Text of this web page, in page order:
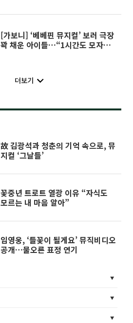
[가보니] ‘베베핀 뮤지컬’ 보러 극장
꽉 채운 아이들…“1시간도 모자라,
더보기
故 김광석과 청춘의 기억 속으로, 뮤
지컬 ‘그날들’
꽃중년 트로트 열광 이유 “자식도
모르는 내 마음 알아”
임영웅, ‘들꽃이 될게요’ 뮤직비디오
공개…물오른 표정 연기